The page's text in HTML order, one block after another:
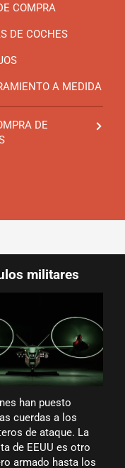
COMPRA
DE COCHES
A MEDIDA
DE
militares
han puesto
cuerdas a los
de ataque. La
de EEUU es otro
armado hasta los